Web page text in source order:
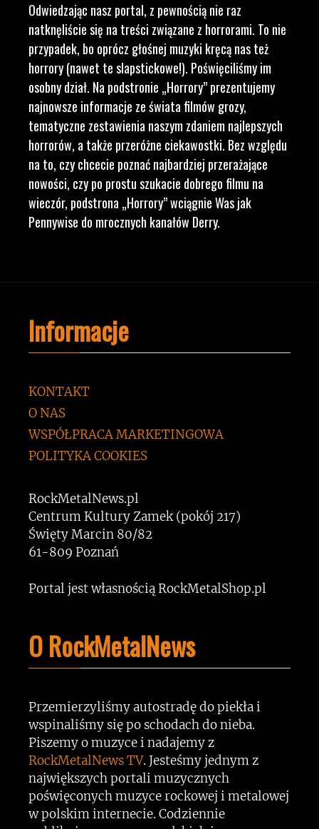
Odwiedzając nasz portal, z pewnością nie raz
natknęliście się na treści związane z horrorami. To nie
przypadek, bo oprócz głośnej muzyki kręcą nas też
horrory (nawet te slapstickowe!). Poświęciliśmy im
osobny dział. Na podstronie „Horrory” prezentujemy
najnowsze informacje ze świata filmów grozy,
tematyczne zestawienia naszym zdaniem najlepszych
horrorów, a także przeróżne ciekawostki. Bez względu
na to, czy chcecie poznać najbardziej przerażające
nowości, czy po prostu szukacie dobrego filmu na
wieczór, podstrona „Horrory” wciągnie Was jak
Pennywise do mrocznych kanałów Derry.
Informacje
KONTAKT
O NAS
WSPÓŁPRACA MARKETINGOWA
POLITYKA COOKIES
RockMetalNews.pl
Centrum Kultury Zamek (pokój 217)
Święty Marcin 80/82
61-809 Poznań
Portal jest własnością RockMetalShop.pl
O RockMetalNews
Przemierzyliśmy autostradę do piekła i
wspinaliśmy się po schodach do nieba.
Piszemy o muzyce i nadajemy z
RockMetalNews TV. Jesteśmy jednym z
największych portali muzycznych
poświęconych muzyce rockowej i metalowej
w polskim internecie. Codziennie